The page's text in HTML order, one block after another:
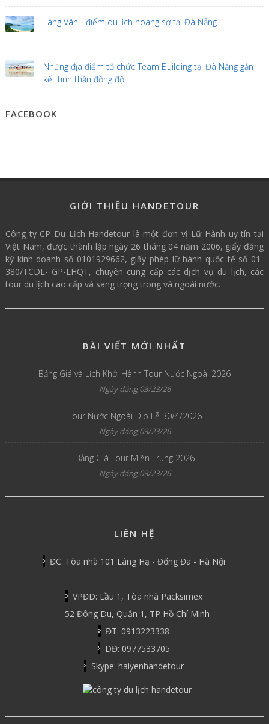
Làng Vân - điểm du lịch hoang sơ tại Đà Nẵng
Những địa điểm tổ chức Team Building tại Đà Nẵng gắn
kết tinh thần đồng đội
FACEBOOK
GIỚI THIỆU HANDETOUR
Công ty CP Du Lịch Handetour là một đơn vị Lữ Hành uy tín tại
Việt Nam, được thành lập ngày 26 tháng 04 năm 2006, giấy đăng
ký kinh doanh số 0101929662, giấy phép lữ hành quốc tế số 01-
380/TCDL- GP-LHQT, chuyên cung cấp các dịch vụ du lịch, các
tour du lịch cao cấp và sang trọng trong và ngoài nước.
BÀI VIẾT MỚI NHẤT
Bảng Giá và Lịch Khởi Hành Tour Nước Ngoài 2026
Ngày đăng 03/23/26
Tour Nước Ngoài Dịp Lễ 30/4/2026
Ngày đăng 03/23/26
Bảng Giá Tour Miền Trung 2026
Ngày đăng 03/23/26
LIÊN HỆ
ĐC: Tòa nhà 101 Láng Hạ - Đống Đa - Hà Nội
VPĐD: Lầu 1, Tòa nhà Packsimex
52 Đông Du, Quận 1, TP Hồ Chí Minh
ĐT: 0913223338
DĐ: 0977533705
Skype: haiyenhandetour